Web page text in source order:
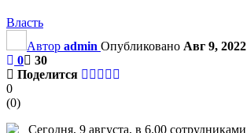
Власть
Автор admin Опубликовано Авг 9, 2022
0
30
Поделится
0
(0)